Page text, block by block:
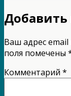
Ваш адрес email
поля помечены
Комментарий *